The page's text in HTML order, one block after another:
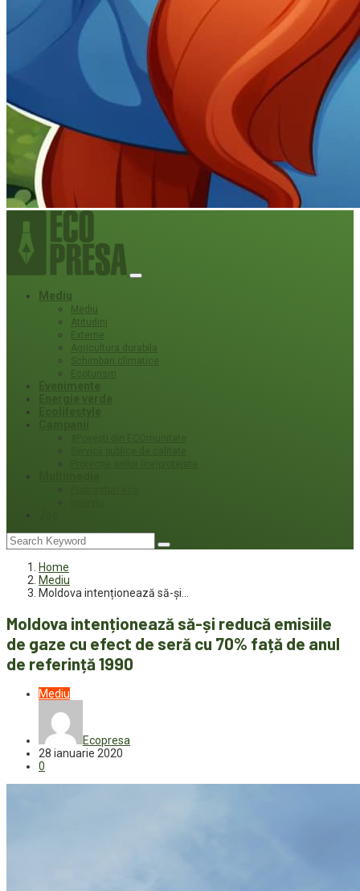
Mediu
Mediu
Atitudini
Externe
Agricultura durabila
Schimbari climatice
Ecoturism
Home
Mediu
Moldova intenționează să-și…
Moldova intenționează să-și reducă emisiile
de gaze cu efect de seră cu 70% față de anul
de referință 1990
Mediu
Ecopresa
28 ianuarie 2020
0